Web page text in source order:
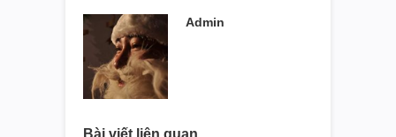
Admin
Bài viết liên quan